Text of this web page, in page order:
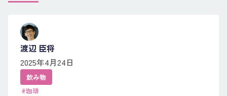
渡辺 臣将
2025年4月24日
飲み物
#珈琲